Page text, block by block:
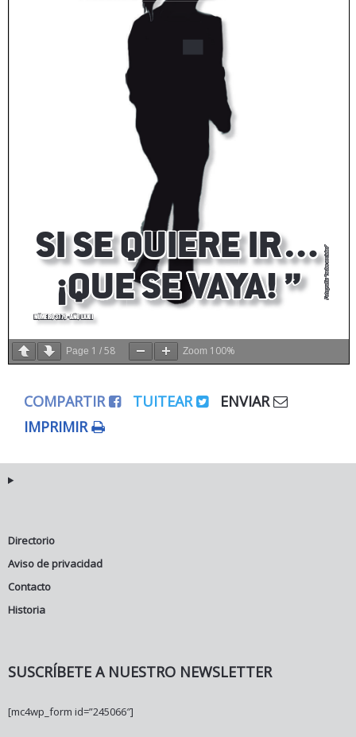
Page 1 / 58 Zoom 100%
COMPARTIR TUITEAR
ENVIAR
IMPRIMIR
Directorio
Aviso de privacidad
Contacto
Historia
SUSCRÍBETE A NUESTRO NEWSLETTER
[mc4wp_form id=”245066″]